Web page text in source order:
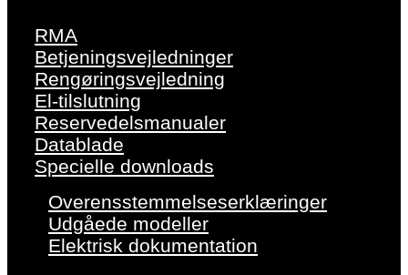
RMA
Betjeningsvejledninger
Rengøringsvejledning
El-tilslutning
Reservedelsmanualer
Datablade
Specielle downloads
Overensstemmelseserklæringer
Udgåede modeller
Elektrisk dokumentation